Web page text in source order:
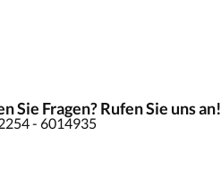
Sie Fragen? Rufen Sie uns an!
- 6014935